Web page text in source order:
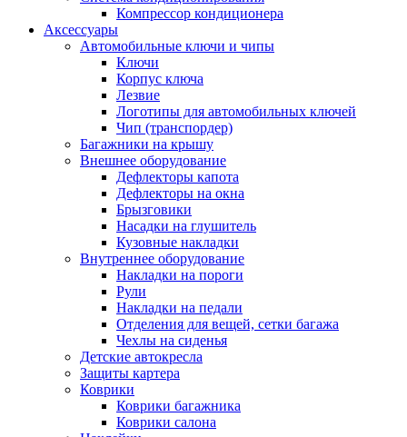
Компрессор кондиционера
Аксессуары
Автомобильные ключи и чипы
Ключи
Корпус ключа
Лезвие
Логотипы для автомобильных ключей
Чип (транспордер)
Багажники на крышу
Внешнее оборудование
Дефлекторы капота
Дефлекторы на окна
Брызговики
Насадки на глушитель
Кузовные накладки
Внутреннее оборудование
Накладки на пороги
Рули
Накладки на педали
Отделения для вещей, сетки багажа
Чехлы на сиденья
Детские автокресла
Защиты картера
Коврики
Коврики багажника
Коврики салона